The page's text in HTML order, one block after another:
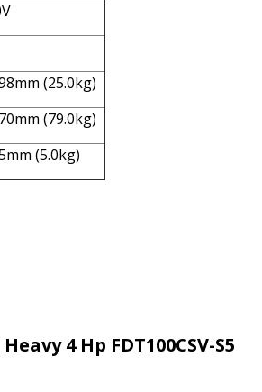
(25.0kg)
(79.0kg)
(5.0kg)
4 Hp FDT100CSV-S5